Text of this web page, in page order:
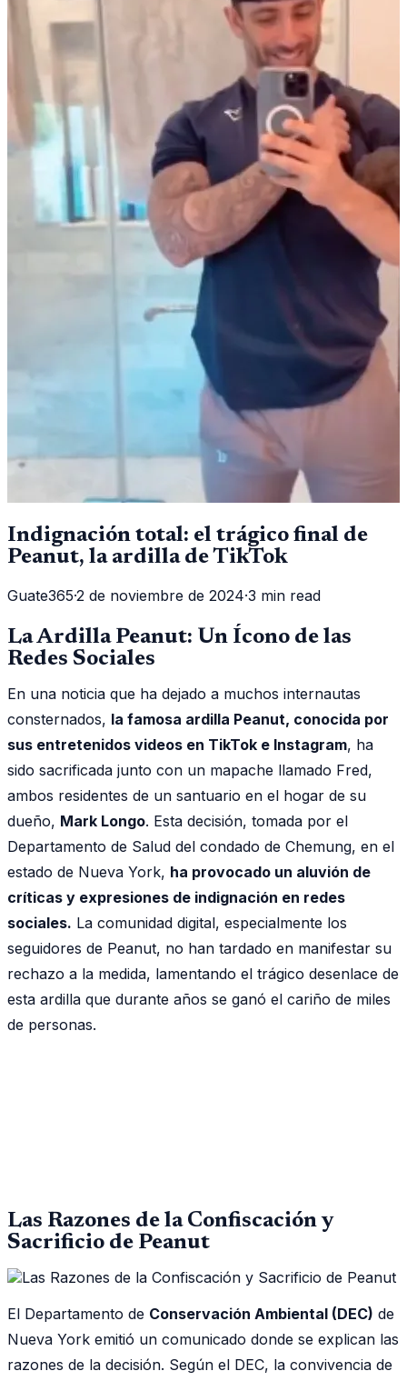
Indignación total: el trágico final de
Peanut, la ardilla de TikTok
Guate365·2 de noviembre de 2024·3 min read
La Ardilla Peanut: Un Ícono de las
Redes Sociales
En una noticia que ha dejado a muchos internautas
consternados, la famosa ardilla Peanut, conocida por
sus entretenidos videos en TikTok e Instagram, ha
sido sacrificada junto con un mapache llamado Fred,
ambos residentes de un santuario en el hogar de su
dueño, Mark Longo. Esta decisión, tomada por el
Departamento de Salud del condado de Chemung, en el
estado de Nueva York, ha provocado un aluvión de
críticas y expresiones de indignación en redes
sociales. La comunidad digital, especialmente los
seguidores de Peanut, no han tardado en manifestar su
rechazo a la medida, lamentando el trágico desenlace de
esta ardilla que durante años se ganó el cariño de miles
de personas.
Las Razones de la Confiscación y
Sacrificio de Peanut
El Departamento de Conservación Ambiental (DEC) de
Nueva York emitió un comunicado donde se explican las
razones de la decisión. Según el DEC, la convivencia de